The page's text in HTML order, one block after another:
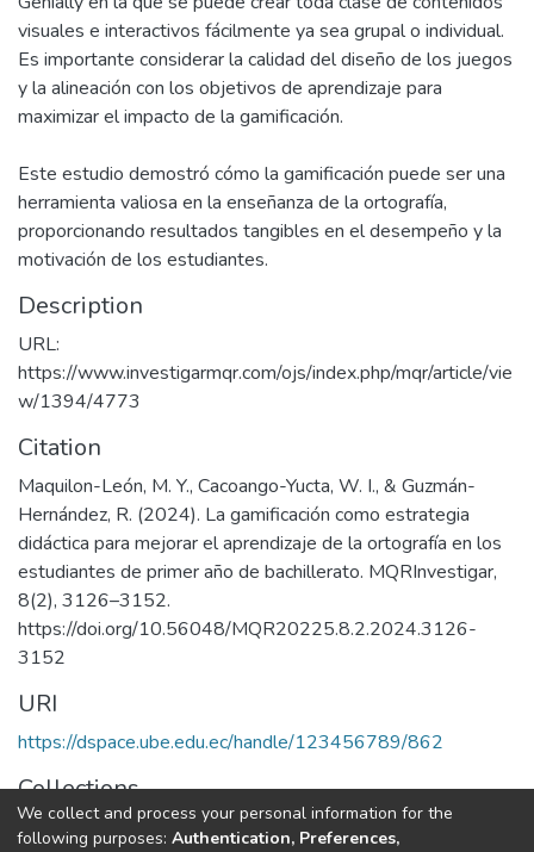
visuales e interactivos fácilmente ya sea grupal o individual.
Es importante considerar la calidad del diseño de los juegos
y la alineación con los objetivos de aprendizaje para
maximizar el impacto de la gamificación.
Este estudio demostró cómo la gamificación puede ser una
herramienta valiosa en la enseñanza de la ortografía,
proporcionando resultados tangibles en el desempeño y la
motivación de los estudiantes.
Description
URL:
https://www.investigarmqr.com/ojs/index.php/mqr/article/vie
w/1394/4773
Citation
Maquilon-León, M. Y., Cacoango-Yucta, W. I., & Guzmán-
Hernández, R. (2024). La gamificación como estrategia
didáctica para mejorar el aprendizaje de la ortografía en los
estudiantes de primer año de bachillerato. MQRInvestigar,
8(2), 3126–3152.
https://doi.org/10.56048/MQR20225.8.2.2024.3126-
3152
URI
https://dspace.ube.edu.ec/handle/123456789/862
Collections
Artículos Científicos
We collect and process your personal information for the
following purposes: Authentication, Preferences,